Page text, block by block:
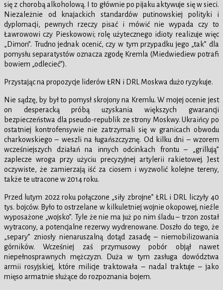
się z chorobą alkoholową. I to głównie po pijaku aktywuje się w sieci.
Niezależnie od knajackich standardów putinowskiej polityki i
dyplomacji, pewnych rzeczy pisać i mówić nie wypada czy to
Ławrowowi czy Pieskowowi; rolę użytecznego idioty realizuje więc
„Dimon”. Trudno jednak ocenić, czy w tym przypadku jego „tak” dla
pomysłu separatystów oznacza zgodę Kremla (Miedwiediew potrafi
bowiem „odlecieć”).
Przystając na propozycje liderów ŁRN i DRL Moskwa dużo ryzykuje.
Nie sądzę, by był to pomysł skrojony na Kremlu. W mojej ocenie jest
on desperacką próbą uzyskania większych gwarancji
bezpieczeństwa dla pseudo-republik ze strony Moskwy. Ukraińcy po
ostatniej kontrofensywie nie zatrzymali się w granicach obwodu
charkowskiego – weszli na ługańszczyznę. Od kilku dni – wzorem
wcześniejszych działań na innych odcinkach frontu – „grillują”
zaplecze wroga przy użyciu precyzyjnej artylerii rakietowej. Jest
oczywiste, że zamierzają iść za ciosem i wyzwolić kolejne tereny,
także te utracone w 2014 roku.
Przed lutym 2022 roku połączone „siły zbrojne” ŁRL i DRL liczyły 40
tys. bojców. Było to ostrzelane w kilkuletniej wojnie okopowej, nieźle
wyposażone „wojsko”. Tyle że nie ma już po nim śladu – trzon został
wytracony, a potencjalne rezerwy wydrenowane. Doszło do tego, że
„separy” zniosły nienaruszalną dotąd zasadę – niemobilizowania
górników. Wcześniej zaś przymusowy pobór objął nawet
niepełnosprawnych mężczyzn. Duża w tym zasługa dowództwa
armii rosyjskiej, które milicje traktowała – nadal traktuje – jako
mięso armatnie służące do rozpoznania bojem.